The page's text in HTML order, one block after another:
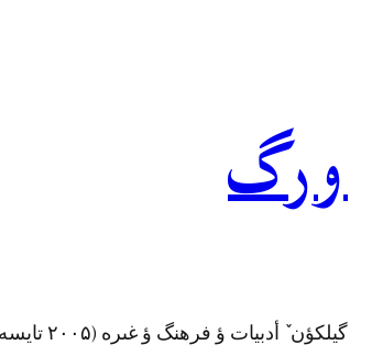
ورگ
گيلکؤن ٚ أدبیات ؤ فرهنگ ؤ غىره (۲۰۰۵ تايسه)